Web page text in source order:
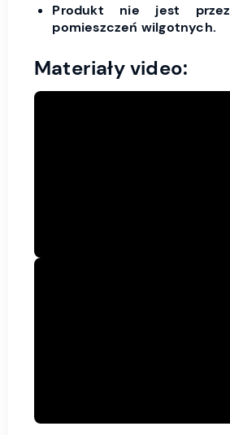
Produkt nie jest
pomieszczeń wilgotnych.
Materiały video: